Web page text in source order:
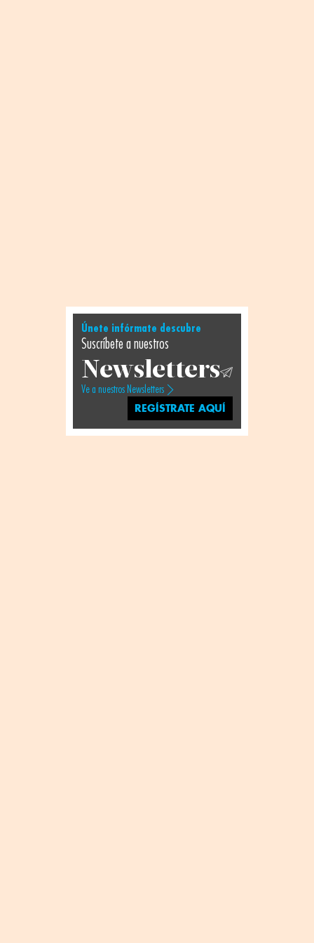
Únete infórmate descubre
Suscríbete a nuestros
Newsletters
Ve a nuestros Newsletters
REGÍSTRATE AQUÍ